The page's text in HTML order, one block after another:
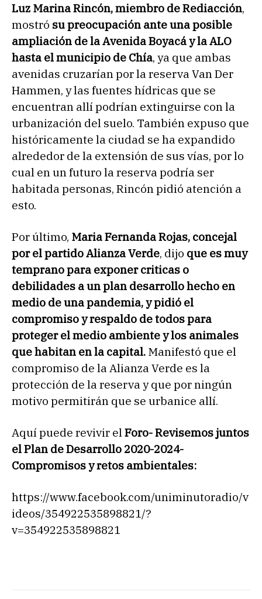
Luz Marina Rincón, miembro de Rediacción,
mostró su preocupación ante una posible
ampliación de la Avenida Boyacá y la ALO
hasta el municipio de Chía, ya que ambas
avenidas cruzarían por la reserva Van Der
Hammen, y las fuentes hídricas que se
encuentran allí podrían extinguirse con la
urbanización del suelo. También expuso que
históricamente la ciudad se ha expandido
alrededor de la extensión de sus vías, por lo
cual en un futuro la reserva podría ser
habitada personas, Rincón pidió atención a
esto.
Por último, Maria Fernanda Rojas, concejal
por el partido Alianza Verde, dijo que es muy
temprano para exponer criticas o
debilidades a un plan desarrollo hecho en
medio de una pandemia, y pidió el
compromiso y respaldo de todos para
proteger el medio ambiente y los animales
que habitan en la capital. Manifestó que el
compromiso de la Alianza Verde es la
protección de la reserva y que por ningún
motivo permitirán que se urbanice allí.
Aquí puede revivir el Foro- Revisemos juntos
el Plan de Desarrollo 2020-2024-
Compromisos y retos ambientales:
https://www.facebook.com/uniminutoradio/v
ideos/354922535898821/?
v=354922535898821